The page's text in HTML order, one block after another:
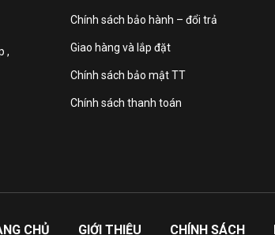
,
Chính sách bảo hành – đổi trả
Giao hàng và lắp đặt
Chính sách bảo mật TT
Chính sách thanh toán
CHỦ GIỚI THIỆU CHÍNH SÁCH